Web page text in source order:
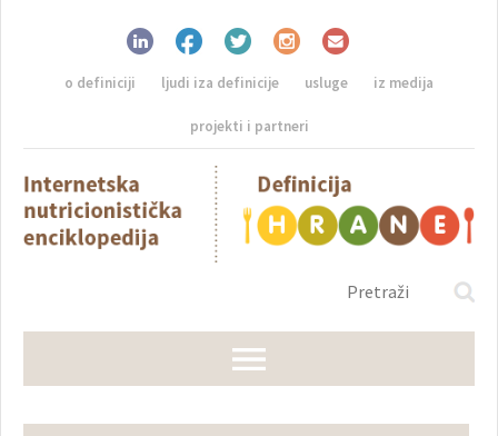
o definiciji ljudi iza definicije usluge iz medija
projekti i partneri